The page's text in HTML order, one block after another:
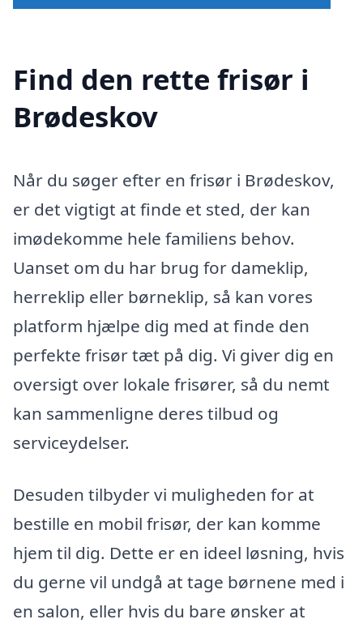
Find den rette frisør i
Brødeskov
Når du søger efter en frisør i Brødeskov,
er det vigtigt at finde et sted, der kan
imødekomme hele familiens behov.
Uanset om du har brug for dameklip,
herreklip eller børneklip, så kan vores
platform hjælpe dig med at finde den
perfekte frisør tæt på dig. Vi giver dig en
oversigt over lokale frisører, så du nemt
kan sammenligne deres tilbud og
serviceydelser.
Desuden tilbyder vi muligheden for at
bestille en mobil frisør, der kan komme
hjem til dig. Dette er en ideel løsning, hvis
du gerne vil undgå at tage børnene med i
en salon, eller hvis du bare ønsker at